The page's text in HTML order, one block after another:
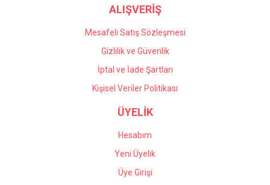
ALIŞVERİŞ
Mesafeli Satış Sözleşmesi
Gizlilik ve Güvenlik
İptal ve İade Şartları
Kişisel Veriler Politikası
ÜYELİK
Hesabım
Yeni Üyelik
Üye Girişi